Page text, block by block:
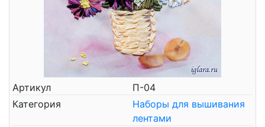
Артикул
П-04
Категория
Наборы для вышивания
лентами